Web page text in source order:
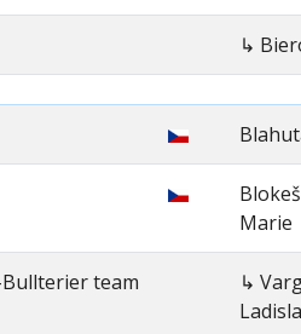
↳
Marie
Bullterier team
↳